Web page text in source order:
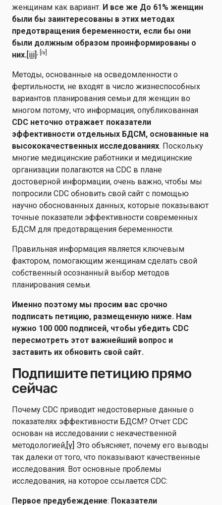
женщинам как вариант. И все же До 61% женщин
были бы заинтересованы в этих методах
предотвращения беременности, если бы они
были должным образом проинформированы о
них.[iii] [iv]
Методы, основанные на осведомленности о
фертильности, не входят в число жизнеспособных
вариантов планирования семьи для женщин во
многом потому, что информация, опубликованная
CDC неточно отражает показатели
эффективности отдельных БДСМ, основанные на
высококачественных исследованиях. Поскольку
многие медицинские работники и медицинские
организации полагаются на CDC в плане
достоверной информации, очень важно, чтобы мы
попросили CDC обновить свой сайт с помощью
научно обоснованных данных, которые показывают
точные показатели эффективности современных
БДСМ для предотвращения беременности.
Правильная информация является ключевым
фактором, помогающим женщинам сделать свой
собственный осознанный выбор методов
планирования семьи.
Именно поэтому мы просим вас срочно
подписать петицию, размещенную ниже. Нам
нужно 100 000 подписей, чтобы убедить CDC
пересмотреть этот важнейший вопрос и
заставить их обновить свой сайт.
Подпишите петицию прямо
сейчас
Почему CDC приводит недостоверные данные о
показателях эффективности БДСМ? Отчет CDC
основан на исследовании с некачественной
методологией,[v] Это объясняет, почему его выводы
так далеки от того, что показывают качественные
исследования. Вот основные проблемы
исследования, на которое ссылается CDC:
Первое предубеждение: Показатели